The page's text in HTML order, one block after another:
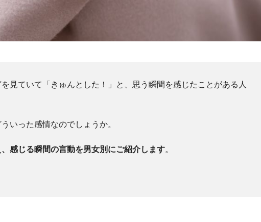
見ていて「きゅんとした！」と、思う瞬間を感じたことがある人
いった感情なのでしょうか。
、感じる瞬間の言動を男女別にご紹介します。